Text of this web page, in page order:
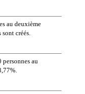
au deuxième
créés.
au